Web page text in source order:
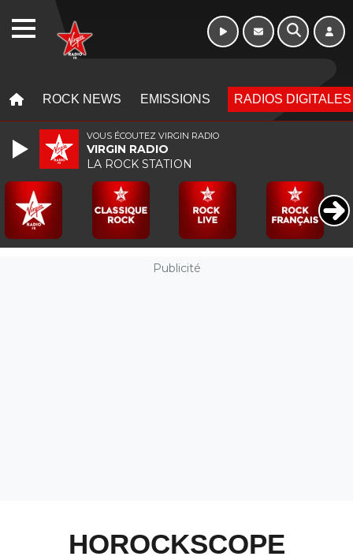
ROCK NEWS EMISSIONS RADIOS DIGITALES
Publicité
HOROCKSCOPE
VOUS ÉCOUTEZ VIRGIN RADIO
VIRGIN RADIO
LA ROCK STATION
WEBRADIO Week-end de 16h
à 20h